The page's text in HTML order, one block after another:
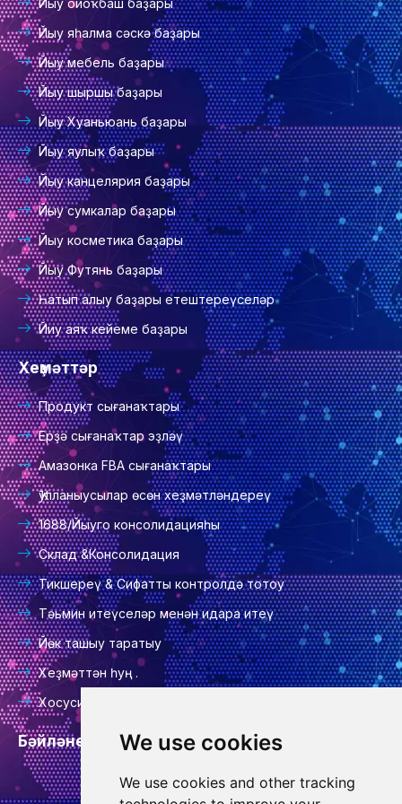
We use cookies
We use cookies and other tracking
Йыу яһалма сәскә баҙары
Йыу мебель баҙары
Йыу шыршы баҙары
Йыу Хуаньюань баҙары
Йыу яулыҡ баҙары
Йыу канцелярия баҙары
Йыу сумкалар баҙары
Йыу косметика баҙары
Йыу Футянь баҙары
Һатып алыу баҙары етештереүселәр
Йиу аяҡ кейеме баҙары
Хеҙмәттәр
Продукт сығанаҡтары
Ерҙә сығанаҡтар эҙләү
Амазонка FBA сығанаҡтары
Ҡулланыусылар өсөн хеҙмәтләндереү
1688/Йыуго консолидацияһы
Склад &Консолидация
Тикшереү & Сифатты контролдә тотоу
Тәьмин итеүселәр менән идара итеү
Йөк ташыу таратыу
Хеҙмәттән һуң .
Хосуси сәйәсәт
Бәйләнеш өсөн мәғлүмәт
инфо@гудкансорсинг.ком